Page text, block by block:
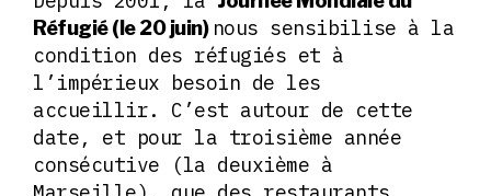
Réfugié (le 20 juin) nous sensibilise à la
condition des réfugiés et à
l’impérieux besoin de les
accueillir. C’est autour de cette
date, et pour la troisième année
consécutive (la deuxième à